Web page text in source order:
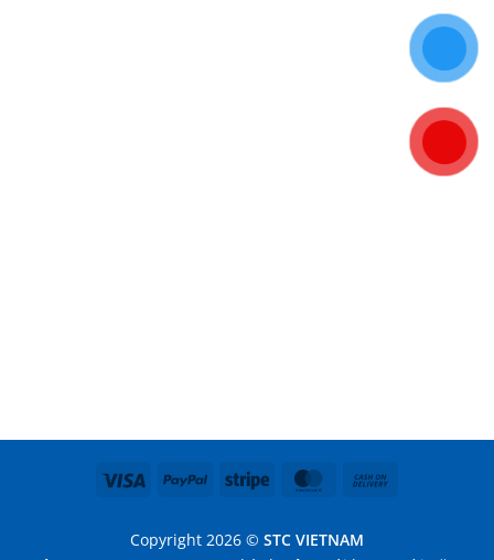
Visa PayPal Stripe MasterCard
Copyright 2026 © STC VIETNAM